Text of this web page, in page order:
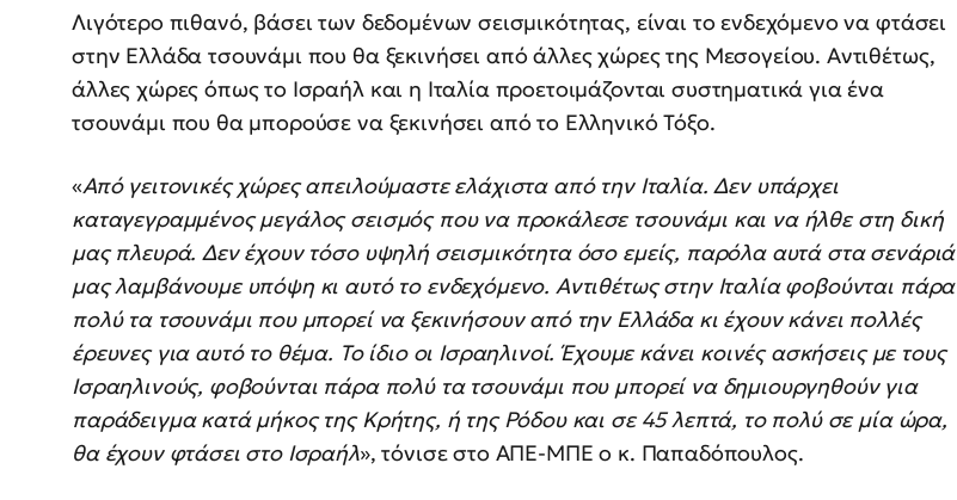
Λιγότερο πιθανό, βάσει των δεδομένων σεισμικότητας, είναι το ενδεχόμενο να φτάσει
στην Ελλάδα τσουνάμι που θα ξεκινήσει από άλλες χώρες της Μεσογείου. Αντιθέτως,
άλλες χώρες όπως το Ισραήλ και η Ιταλία προετοιμάζονται συστηματικά για ένα
τσουνάμι που θα μπορούσε να ξεκινήσει από το Ελληνικό Τόξο.
«Από γειτονικές χώρες απειλούμαστε ελάχιστα από την Ιταλία. Δεν υπάρχει
καταγεγραμμένος μεγάλος σεισμός που να προκάλεσε τσουνάμι και να ήλθε στη δική
μας πλευρά. Δεν έχουν τόσο υψηλή σεισμικότητα όσο εμείς, παρόλα αυτά στα σενάριά
μας λαμβάνουμε υπόψη κι αυτό το ενδεχόμενο. Αντιθέτως στην Ιταλία φοβούνται πάρα
πολύ τα τσουνάμι που μπορεί να ξεκινήσουν από την Ελλάδα κι έχουν κάνει πολλές
έρευνες για αυτό το θέμα. Το ίδιο οι Ισραηλινοί. Έχουμε κάνει κοινές ασκήσεις με τους
Ισραηλινούς, φοβούνται πάρα πολύ τα τσουνάμι που μπορεί να δημιουργηθούν για
παράδειγμα κατά μήκος της Κρήτης, ή της Ρόδου και σε 45 λεπτά, το πολύ σε μία ώρα,
θα έχουν φτάσει στο Ισραήλ», τόνισε στο ΑΠΕ-ΜΠΕ ο κ. Παπαδόπουλος.